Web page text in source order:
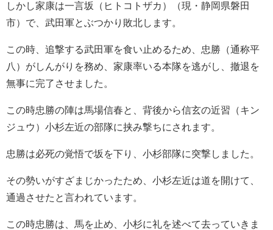
しかし家康は一言坂（ヒトコトザカ）（現・静岡県磐田
市）で、武田軍とぶつかり敗北します。
この時、追撃する武田軍を食い止めるため、忠勝（通称平
八）がしんがりを務め、家康率いる本隊を逃がし、撤退を
無事に完了させました。
この時忠勝の陣は馬場信春と、背後から信玄の近習（キン
ジュウ）小杉左近の部隊に挟み撃ちにされます。
忠勝は必死の覚悟で坂を下り、小杉部隊に突撃しました。
その勢いがすざまじかったため、小杉左近は道を開けて、
通過させたと言われています。
この時忠勝は、馬を止め、小杉に礼を述べて去っていきま